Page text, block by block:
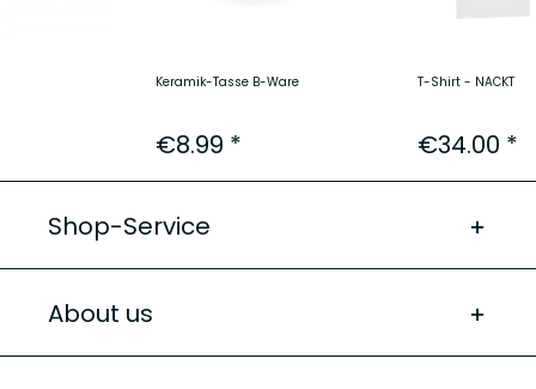
Keramik-Tasse B-Ware
€8.99 *
T-Shirt - NACKT
€34.00 *
Shop-Service
About us